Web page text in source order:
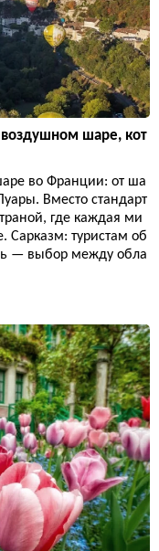
шаре, кот
во Франции: от ша
Вместо стандарт
где каждая ми
Сарказм: туристам об
— выбор между обла